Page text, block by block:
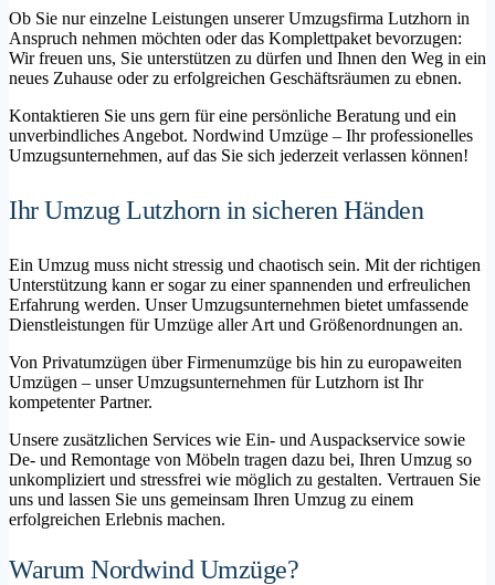
Ob Sie nur einzelne Leistungen unserer Umzugsfirma Lutzhorn in
Anspruch nehmen möchten oder das Komplettpaket bevorzugen:
Wir freuen uns, Sie unterstützen zu dürfen und Ihnen den Weg in ein
neues Zuhause oder zu erfolgreichen Geschäftsräumen zu ebnen.
Kontaktieren Sie uns gern für eine persönliche Beratung und ein
unverbindliches Angebot. Nordwind Umzüge – Ihr professionelles
Umzugsunternehmen, auf das Sie sich jederzeit verlassen können!
Ihr Umzug Lutzhorn in sicheren Händen
Ein Umzug muss nicht stressig und chaotisch sein. Mit der richtigen
Unterstützung kann er sogar zu einer spannenden und erfreulichen
Erfahrung werden. Unser Umzugsunternehmen bietet umfassende
Dienstleistungen für Umzüge aller Art und Größenordnungen an.
Von Privatumzügen über Firmenumzüge bis hin zu europaweiten
Umzügen – unser Umzugsunternehmen für Lutzhorn ist Ihr
kompetenter Partner.
Unsere zusätzlichen Services wie Ein- und Auspackservice sowie
De- und Remontage von Möbeln tragen dazu bei, Ihren Umzug so
unkompliziert und stressfrei wie möglich zu gestalten. Vertrauen Sie
uns und lassen Sie uns gemeinsam Ihren Umzug zu einem
erfolgreichen Erlebnis machen.
Warum Nordwind Umzüge?